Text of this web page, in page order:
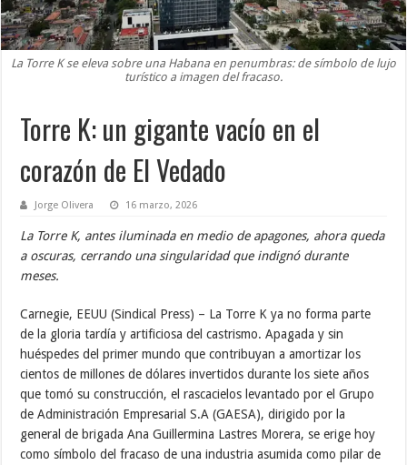
La Torre K se eleva sobre una Habana en penumbras: de símbolo de lujo
turístico a imagen del fracaso.
Torre K: un gigante vacío en el
corazón de El Vedado
Jorge Olivera 16 marzo, 2026
La Torre K, antes iluminada en medio de apagones, ahora queda
a oscuras, cerrando una singularidad que indignó durante
meses.
Carnegie, EEUU (Sindical Press) – La Torre K ya no forma parte
de la gloria tardía y artificiosa del castrismo. Apagada y sin
huéspedes del primer mundo que contribuyan a amortizar los
cientos de millones de dólares invertidos durante los siete años
que tomó su construcción, el rascacielos levantado por el Grupo
de Administración Empresarial S.A (GAESA), dirigido por la
general de brigada Ana Guillermina Lastres Morera, se erige hoy
como símbolo del fracaso de una industria asumida como pilar de